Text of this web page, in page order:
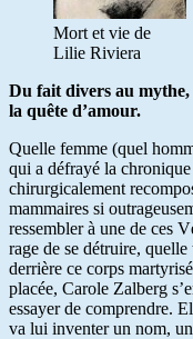
Mort et vie de
Lilie Riviera
Du fait divers au mythe,
la quête d’amour.
Quelle femme (quel
qui a défrayé la
chirurgicalement
mammaires si
ressembler à une de ces
rage de se détruire,
derrière ce corps
placée, Carole Zalberg
essayer de comprendre.
va lui inventer un nom,